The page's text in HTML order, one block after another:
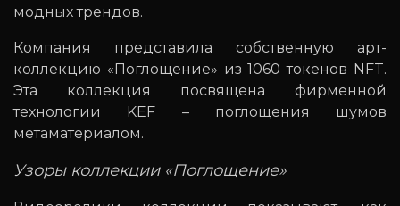
модных трендов.
Компания представила собственную арт-
коллекцию «Поглощение» из 1060 токенов NFT.
Эта коллекция посвящена фирменной
технологии KEF – поглощения шумов
метаматериалом.
Узоры коллекции «Поглощение»